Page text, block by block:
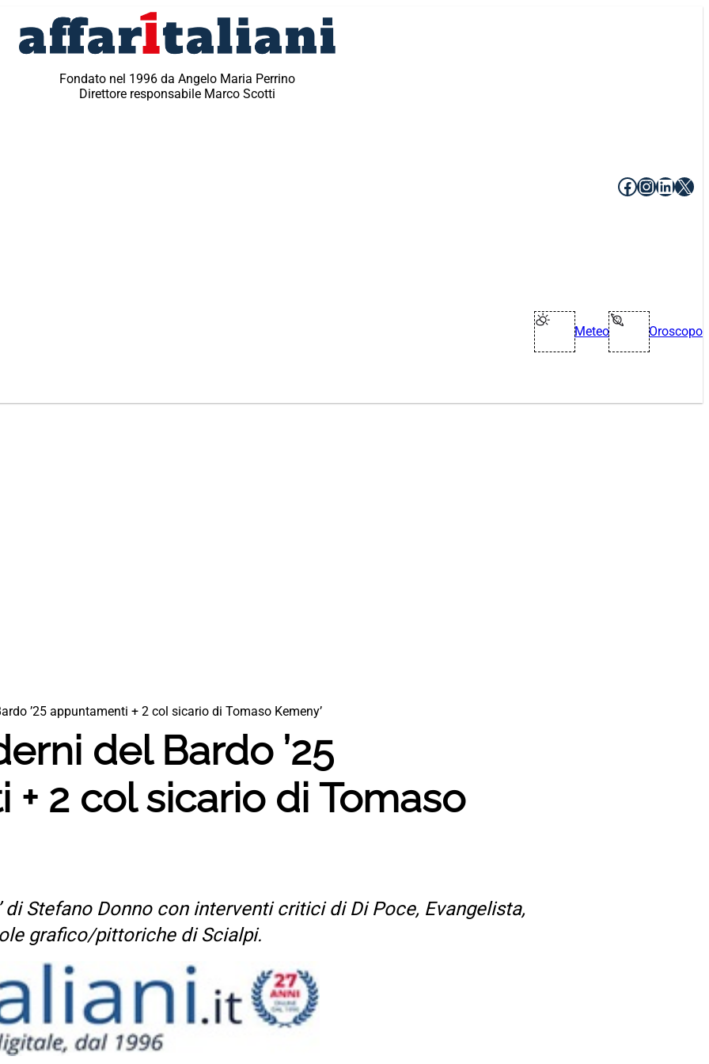
Fondato nel 1996 da Angelo Maria Perrino
Direttore responsabile Marco Scotti
Facebook
X
Meteo Oroscopo
’25 appuntamenti + 2 col sicario di Tomaso Kemeny’
del Bardo ’25
2 col sicario di Tomaso
di Stefano Donno con interventi critici di Di Poce, Evangelista,
grafico/pittoriche di Scialpi.